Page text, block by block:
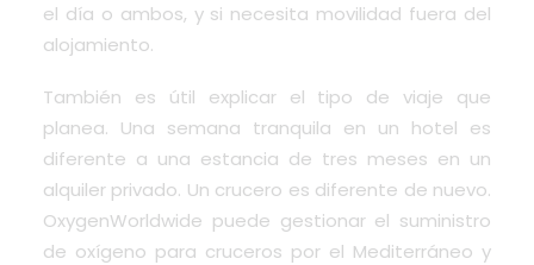
el día o ambos, y si necesita movilidad fuera del
alojamiento.
También es útil explicar el tipo de viaje que
planea. Una semana tranquila en un hotel es
diferente a una estancia de tres meses en un
alquiler privado. Un crucero es diferente de nuevo.
OxygenWorldwide puede gestionar el suministro
de oxígeno para cruceros por el Mediterráneo y